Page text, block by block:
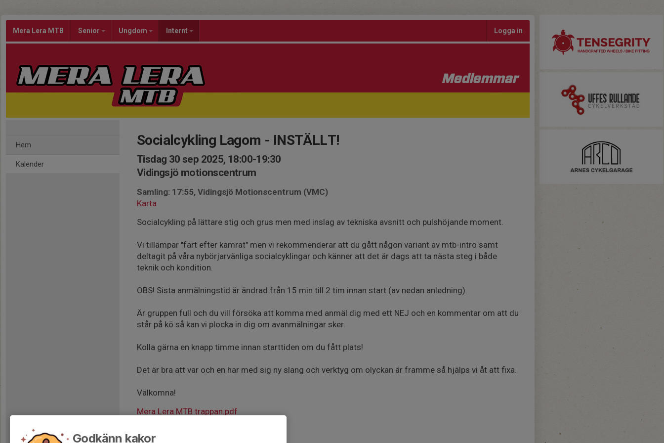
Mera Lera MTB Senior Ungdom Internt Logga in
Medlemmar
Hem
Kalender
Socialcykling Lagom - INSTÄLLT!
Tisdag 30 sep 2025, 18:00-19:30
Vidingsjö motionscentrum
Samling: 17:55, Vidingsjö Motionscentrum (VMC)
Karta
Socialcykling på lättare stig och grus men med inslag av tekniska avsnitt och pulshöjande moment.
Vi tillämpar "fart efter kamrat" men vi rekommenderar att du gått någon variant av mtb-intro samt
deltagit på våra nybörjarvänliga socialcyklingar och känner att det är dags att ta nästa steg i både
teknik och kondition.
OBS! Sista anmälningstid är ändrad från 15 min till 2 tim innan start (av nedan anledning).
Är gruppen full och du vill försöka att komma med anmäl dig med ett NEJ och en kommentar om att du
står på kö så kan vi plocka in dig om avanmälningar sker.
Kolla gärna en knapp timme innan starttiden om du fått plats!
Det är bra att var och en har med sig ny slang och verktyg om olyckan är framme så hjälps vi åt att fixa.
Välkomna!
Mera Lera MTB trappan.pdf
Godkänn kakor